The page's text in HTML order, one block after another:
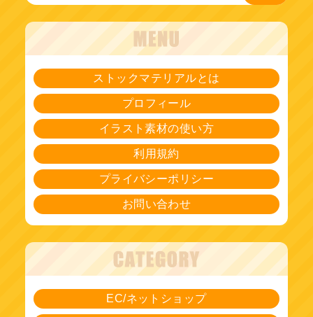
ストックマテリアルとは
プロフィール
イラスト素材の使い方
利用規約
プライバシーポリシー
お問い合わせ
EC/ネットショップ